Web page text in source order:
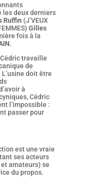
les deux derniers
Ruffin (J’VEUX
Gilles
fois à la
.
travaille
de
doit être
à
Cédric
l’impossible :
passer pour
est une vraie
ses acteurs
amateurs) se
du propos.